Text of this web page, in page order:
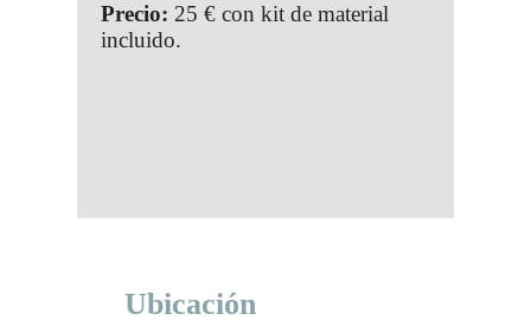
Precio: 25 € con kit de material
incluido.
Ubicación